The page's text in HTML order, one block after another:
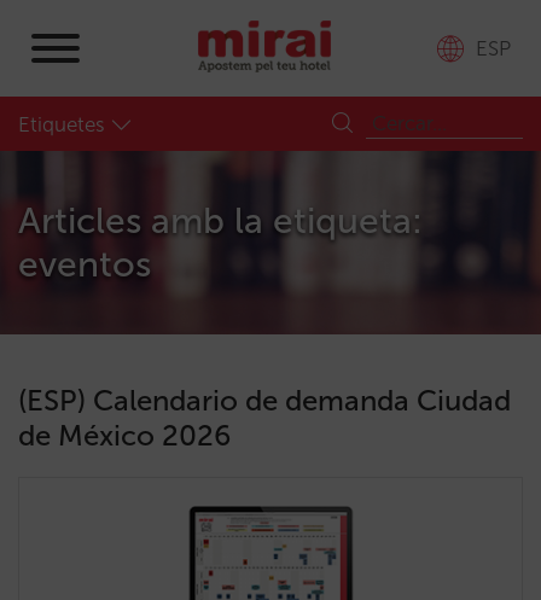
ESP
Etiquetes
Articles amb la etiqueta:
eventos
(ESP) Calendario de demanda Ciudad
de México 2026